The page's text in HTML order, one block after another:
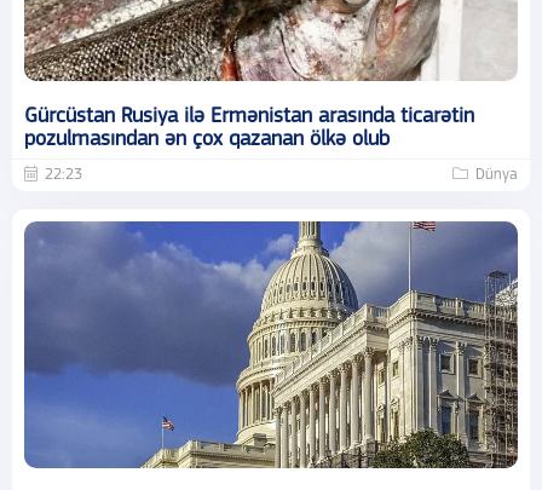
Gürcüstan Rusiya ilə Ermənistan arasında ticarətin
pozulmasından ən çox qazanan ölkə olub
22:23 Dünya